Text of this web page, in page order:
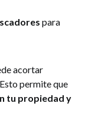
para
acortar
permite que
tu propiedad y